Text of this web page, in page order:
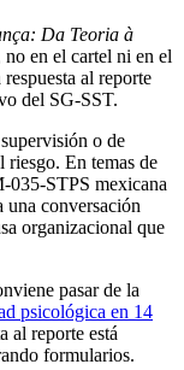
Da Teoria à
en el cartel ni en el
al reporte
del SG-SST.
o de
riesgo. En temas de
035-STPS mexicana
una conversación
organizacional que
pasar de la
psicológica en 14
al reporte está
formularios.